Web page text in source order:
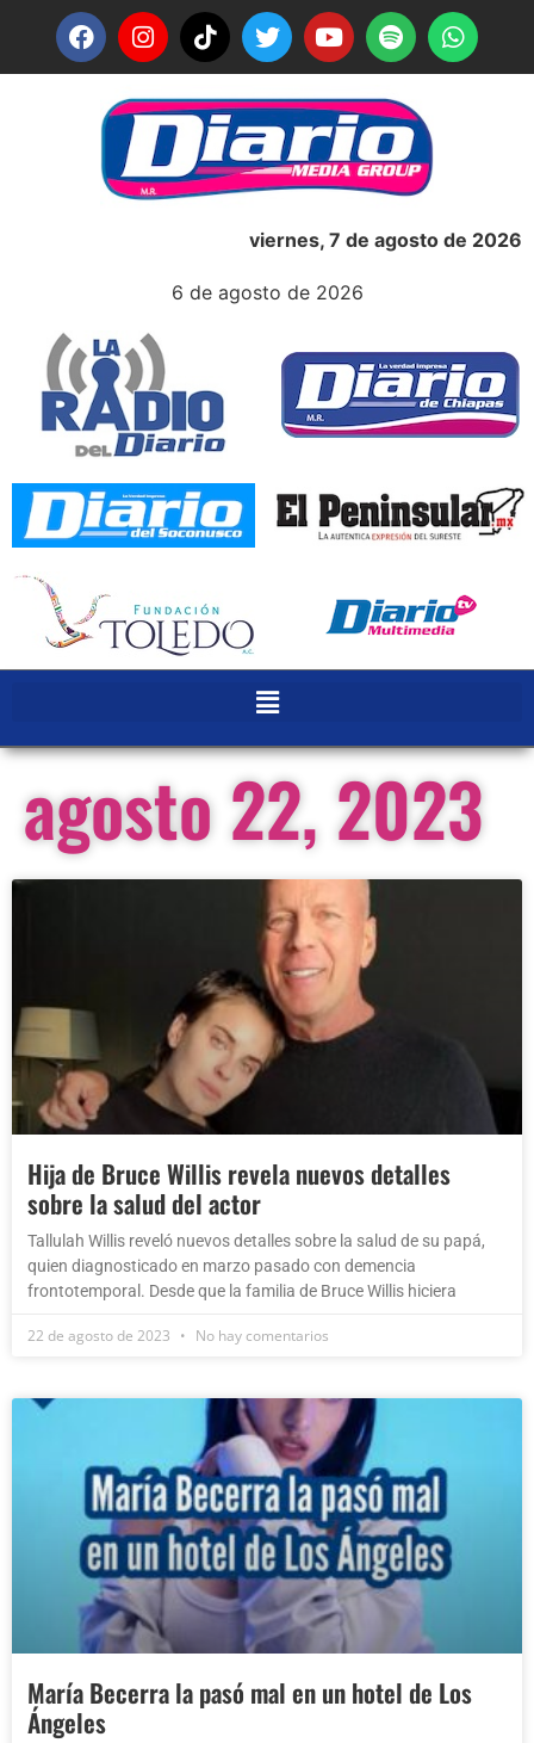
viernes, 7 de agosto de 2026
6 de agosto de 2026
agosto 22, 2023
Hija de Bruce Willis revela nuevos detalles
sobre la salud del actor
Tallulah Willis reveló nuevos detalles sobre la salud de su papá,
quien diagnosticado en marzo pasado con demencia
frontotemporal. Desde que la familia de Bruce Willis hiciera
22 de agosto de 2023 No hay comentarios
María Becerra la pasó mal en un hotel de Los
Ángeles